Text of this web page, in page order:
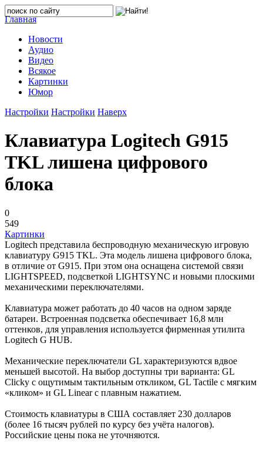
Главная
Новости
Аудио
Видео
Всякое
Картинки
Юмор
Настройки Настройки Наверх
Клавиатура Logitech G915
TKL лишена цифрового
блока
0
549
Картинки
Logitech представила беспроводную механическую игровую
клавиатуру G915 TKL. Эта модель лишена цифрового блока,
в отличие от G915. При этом она оснащена системой связи
LIGHTSPEED, подсветкой LIGHTSYNC и новыми плоскими
механическими переключателями.
Клавиатура может работать до 40 часов на одном заряде
батареи. Встроенная подсветка обеспечивает 16,8 млн
оттенков, для управления используется фирменная утилита
Logitech G HUB.
Механические переключатели GL характеризуются вдвое
меньшей высотой. На выбор доступны три варианта: GL
Clicky с ощутимым тактильным откликом, GL Tactile с мягким
«кликом» и GL Linear с плавным нажатием.
Стоимость клавиатуры в США составляет 230 долларов
(более 16 тысяч рублей по курсу без учёта налогов).
Российские цены пока не уточняются.